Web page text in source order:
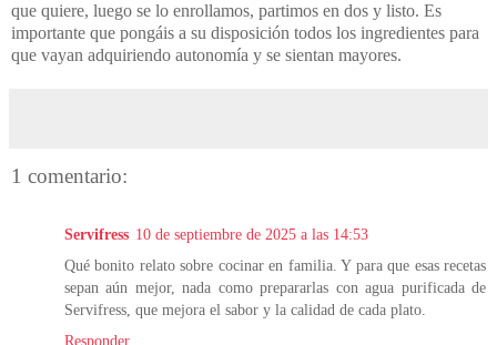
que quiere, luego se lo enrollamos, partimos en dos y listo. Es
importante que pongáis a su disposición todos los ingredientes para
que vayan adquiriendo autonomía y se sientan mayores.
1 comentario:
Servifress 10 de septiembre de 2025 a las 14:53
Qué bonito relato sobre cocinar en familia. Y para que esas recetas
sepan aún mejor, nada como prepararlas con agua purificada de
Servifress, que mejora el sabor y la calidad de cada plato.
Responder